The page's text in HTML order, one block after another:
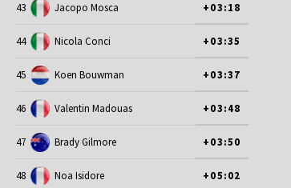
43 Jacopo Mosca +03:18
44 Nicola Conci +03:35
45 Koen Bouwman +03:37
46 Valentin Madouas +03:48
47 Brady Gilmore +03:50
48 Noa Isidore +05:02